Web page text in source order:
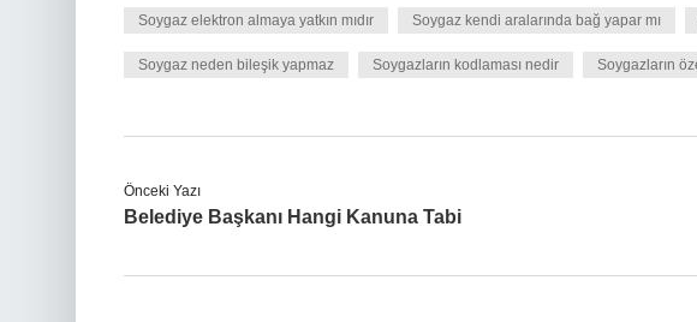
Soygaz elektron almaya yatkın mıdır Soygaz kendi aralarında bağ yapar mı
Soygaz neden bileşik yapmaz Soygazların kodlaması nedir Soygazların
Önceki Yazı
Belediye Başkanı Hangi Kanuna Tabi